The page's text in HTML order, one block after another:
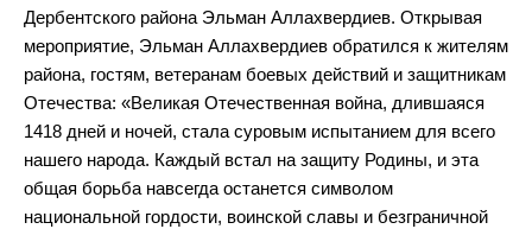
Дербентского района Эльман Аллахвердиев. Открывая
мероприятие, Эльман Аллахвердиев обратился к жителям
района, гостям, ветеранам боевых действий и защитникам
Отечества: «Великая Отечественная война, длившаяся
1418 дней и ночей, стала суровым испытанием для всего
нашего народа. Каждый встал на защиту Родины, и эта
общая борьба навсегда останется символом
национальной гордости, воинской славы и безграничной